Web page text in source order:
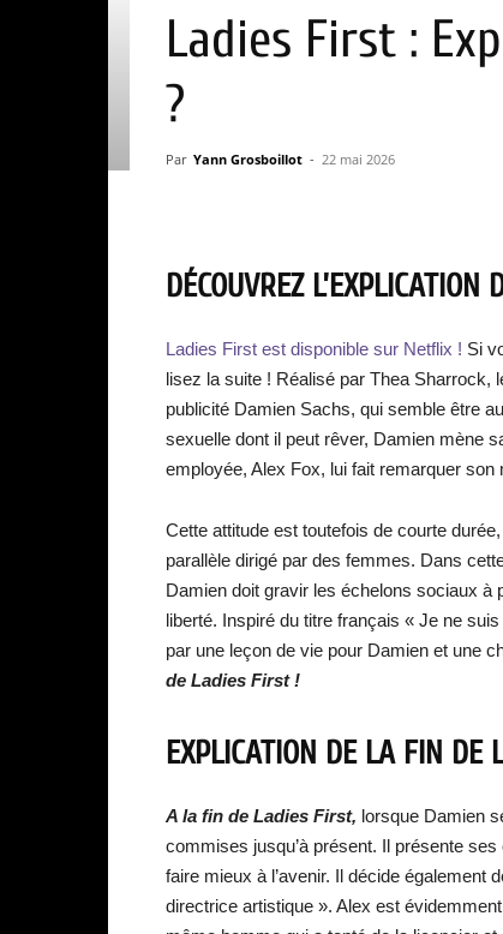
Ladies First :
?
Par Yann Grosboillot - 22 mai 2026
DÉCOUVREZ
Ladies First est disponible sur Netflix ! Si
lisez la suite ! Réalisé par Thea Sharrock,
publicité Damien Sachs, qui semble être
sexuelle dont il peut rêver, Damien mène
employée, Alex Fox, lui fait remarquer son
Cette attitude est toutefois de courte
parallèle dirigé par des femmes. Dans
Damien doit gravir les échelons sociaux à
liberté. Inspiré du titre français « Je ne
par une leçon de vie pour Damien et une
de Ladies First !
EXPLICATION DE LA FIN DE
A la fin de Ladies First, lorsque Damien
commises jusqu’à présent. Il présente
faire mieux à l’avenir. Il décide également
directrice artistique ». Alex est